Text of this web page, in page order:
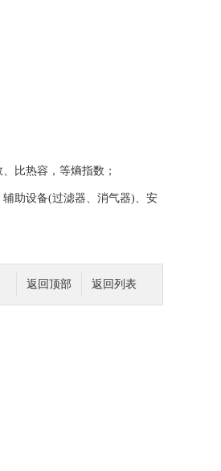
比热容，等熵指数；
助设备(过滤器、消气器)、安
返回列表
返回顶部